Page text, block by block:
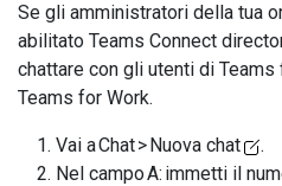
Se gli amministratori della tua
abilitato Teams Connect
chattare con gli utenti di
Teams for Work.
Vai a Chat > Nuova chat
.
Nel campo A: immetti il